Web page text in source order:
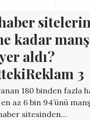
kadar
aldı?
3
180 binden fazla
az 6 bin 94’ünü
sitesinden…